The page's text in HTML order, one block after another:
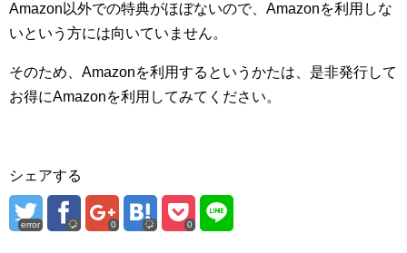
Amazon以外での特典がほぼないので、Amazonを利用しな
いという方には向いていません。
そのため、Amazonを利用するというかたは、是非発行して
お得にAmazonを利用してみてください。
シェアする
error 0 0